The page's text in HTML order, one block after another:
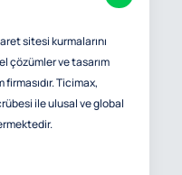
sitesi kurmalarını
çözümler ve tasarım
Ticimax,
ile ulusal ve global